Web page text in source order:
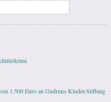
1.500 Euro an Gudruns Kinder-Stiftung